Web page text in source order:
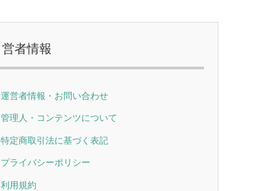
営者情報
運営者情報・お問い合わせ
管理人・コンテンツについて
特定商取引法に基づく表記
プライバシーポリシー
利用規約